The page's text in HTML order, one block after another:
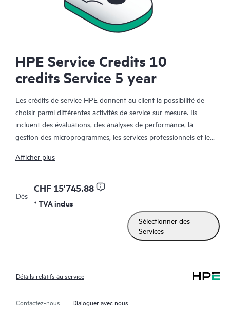
HPE Service Credits 10
credits Service 5 year
Les crédits de service HPE donnent au client la possibilité de
choisir parmi différentes activités de service sur mesure. Ils
incluent des évaluations, des analyses de performance, la
gestion des microprogrammes, les services professionnels et les
fournis dans le cadre de la garantie active ou pour prendre en
services sont conçues pour englober un large éventail de
domaines appartenant aux technologies de l'information, dont
l'IT en interne traditionnelle, le Big Data, les infrastructures
convergées, et les infrastructures cloud hybrides. Grâce aux
crédits, le client peut sélectionner les services spécifiques dont il
objectifs métiers.
Afficher plus
Dès
CHF 15'745.88
* TVA inclus
Sélectionner des
Services
Détails relatifs au service
Contactez-nous Dialoguer avec nous